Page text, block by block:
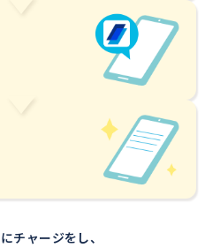
チャージをし、